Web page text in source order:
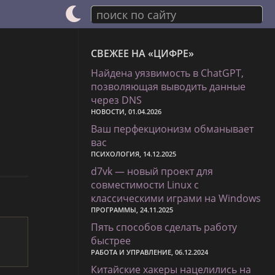
поиск по сайту
СВЕЖЕЕ НА «ЦИФРЕ»
Найдена уязвимость в ChatGPT,
позволяющая выводить данные
через DNS
НОВОСТИ, 01.04.2026
Ваш перфекционизм обманывает
вас
ПСИХОЛОГИЯ, 14.12.2025
d7vk — новый проект для
совместимости Linux с
классическими играми на Windows
ПРОГРАММЫ, 24.11.2025
Пять способов сделать работу
быстрее
РАБОТА И УПРАВЛЕНИЕ, 06.12.2024
Китайские хакеры нацелились на